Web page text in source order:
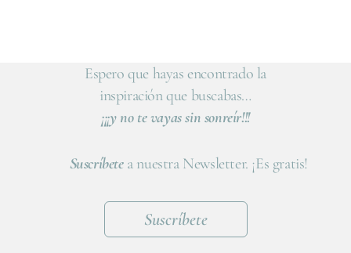
Espero que hayas encontrado la
inspiración que buscabas…
¡¡¡y no te vayas sin sonreír!!!
Suscríbetea nuestra Newsletter. ¡Es gratis!
Suscríbete